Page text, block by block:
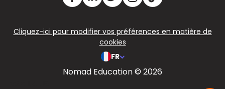
Cliquez-ici pour modifier vos préférences en matière de
cookies
FR
Nomad Education © 2026